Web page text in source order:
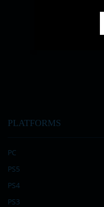
PLATFORMS
PC
PS5
PS4
PS3